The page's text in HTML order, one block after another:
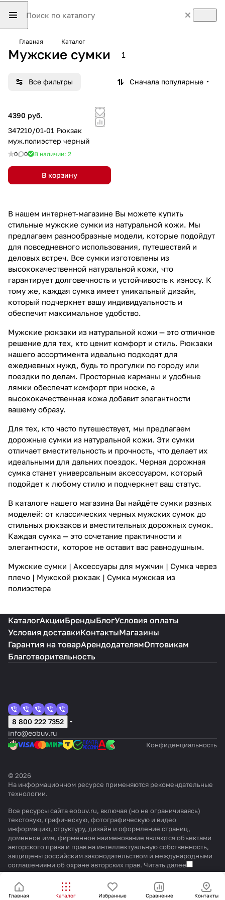
Главная Каталог
Мужские сумки 1
Все фильтры Сначала популярные
4390 руб.
347210/01-01 Рюкзак
муж.полиэстер черный
0 0 В наличии: 2
В корзину
В нашем интернет-магазине Вы можете купить
стильные мужские сумки из натуральной кожи. Мы
предлагаем разнообразные модели, которые подойдут
для повседневного использования, путешествий и
деловых встреч. Все сумки изготовлены из
высококачественной натуральной кожи, что
гарантирует долговечность и устойчивость к износу. К
тому же, каждая сумка имеет уникальный дизайн,
который подчеркнет вашу индивидуальность и
обеспечит максимальное удобство.
Мужские рюкзаки из натуральной кожи — это отличное
решение для тех, кто ценит комфорт и стиль. Рюкзаки
нашего ассортимента идеально подходят для
ежедневных нужд, будь то прогулки по городу или
поездки по делам. Просторные карманы и удобные
лямки обеспечат комфорт при носке, а
высококачественная кожа добавит элегантности
вашему образу.
Для тех, кто часто путешествует, мы предлагаем
дорожные сумки из натуральной кожи. Эти сумки
отличает вместительность и прочность, что делает их
идеальными для дальних поездок. Черная дорожная
сумка станет универсальным аксессуаром, который
подойдет к любому стилю и подчеркнет ваш статус.
В каталоге нашего магазина Вы найдёте сумки разных
моделей: от классических черных мужских сумок до
стильных рюкзаков и вместительных дорожных сумок.
Каждая сумка — это сочетание практичности и
элегантности, которое не оставит вас равнодушным.
Мужские сумки | Аксессуары для мужчин | Сумка через
плечо | Мужской рюкзак | Сумка мужская из
полиэстера
Главная Каталог Избранные Сравнение Контакты
КаталогАкцииБрендыБлогУсловия оплаты
Условия доставкиКонтактыМагазины
Гарантия на товарАрендодателямОптовикам
Благотворительность
8 800 222 7352
info@eobuv.ru
Конфиденциальность
© 2026
На информационном ресурсе применяются рекомендательные
технологии.
Все ресурсы сайта eobuv.ru, включая (но не ограничиваясь)
текстовую, графическую, фотографическую и видео
информацию, структуру, дизайн и оформление страниц,
доменное имя, фирменное наименование являются объектами
авторского права и прав на интеллектуальную собственность,
защищены российским законодательством и международными
соглашениями об охране авторских прав. Читать далее